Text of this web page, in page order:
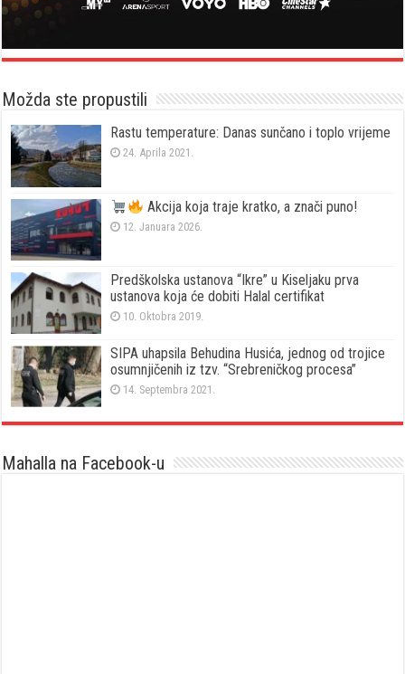
Možda ste propustili
Rastu temperature: Danas sunčano i toplo vrijeme
24. Aprila 2021.
Akcija koja traje kratko, a znači puno!
12. Januara 2026.
Predškolska ustanova “Ikre” u Kiseljaku prva
ustanova koja će dobiti Halal certifikat
10. Oktobra 2019.
SIPA uhapsila Behudina Husića, jednog od trojice
osumnjičenih iz tzv. “Srebreničkog procesa”
14. Septembra 2021.
Mahalla na Facebook-u